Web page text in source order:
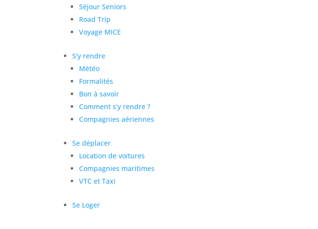
Séjour Seniors
Road Trip
Voyage MICE
S'y rendre
Météo
Formalités
Bon à savoir
Comment s’y rendre ?
Compagnies aériennes
Se déplacer
Location de voitures
Compagnies maritimes
VTC et Taxi
Se Loger